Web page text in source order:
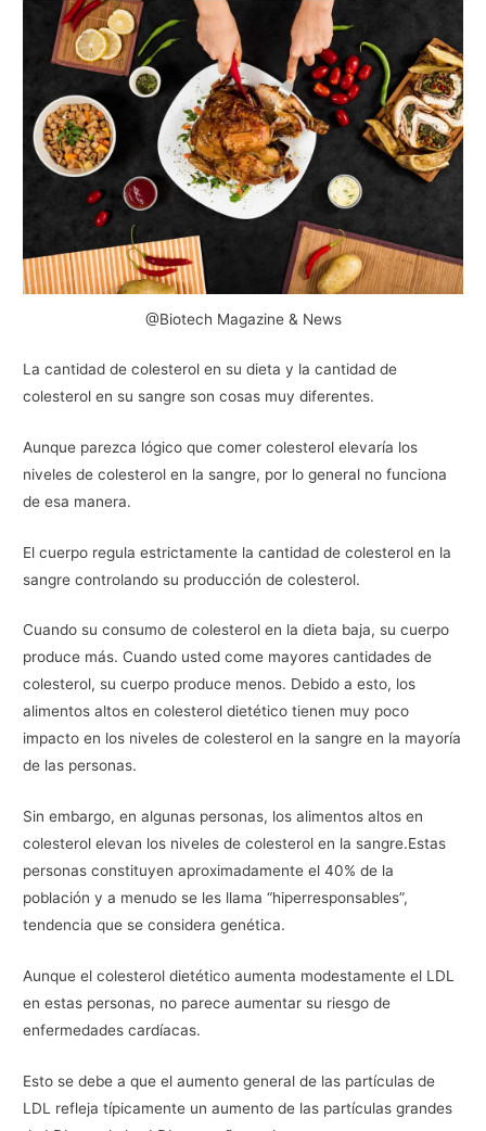
@Biotech Magazine & News
La cantidad de colesterol en su dieta y la cantidad de
colesterol en su sangre son cosas muy diferentes.
Aunque parezca lógico que comer colesterol elevaría los
niveles de colesterol en la sangre, por lo general no funciona
de esa manera.
El cuerpo regula estrictamente la cantidad de colesterol en la
sangre controlando su producción de colesterol.
Cuando su consumo de colesterol en la dieta baja, su cuerpo
produce más. Cuando usted come mayores cantidades de
colesterol, su cuerpo produce menos. Debido a esto, los
alimentos altos en colesterol dietético tienen muy poco
impacto en los niveles de colesterol en la sangre en la mayoría
de las personas.
Sin embargo, en algunas personas, los alimentos altos en
colesterol elevan los niveles de colesterol en la sangre.Estas
personas constituyen aproximadamente el 40% de la
población y a menudo se les llama “hiperresponsables”,
tendencia que se considera genética.
Aunque el colesterol dietético aumenta modestamente el LDL
en estas personas, no parece aumentar su riesgo de
enfermedades cardíacas.
Esto se debe a que el aumento general de las partículas de
LDL refleja típicamente un aumento de las partículas grandes